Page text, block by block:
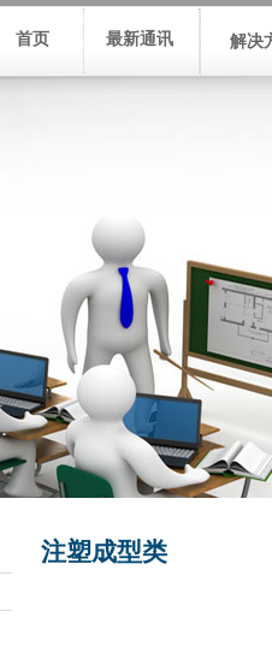
首页 最新通讯 解决
注塑成型类